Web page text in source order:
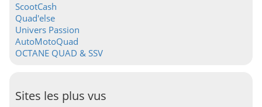
ScootCash
Quad'else
Univers Passion
AutoMotoQuad
OCTANE QUAD & SSV
Sites les plus vus